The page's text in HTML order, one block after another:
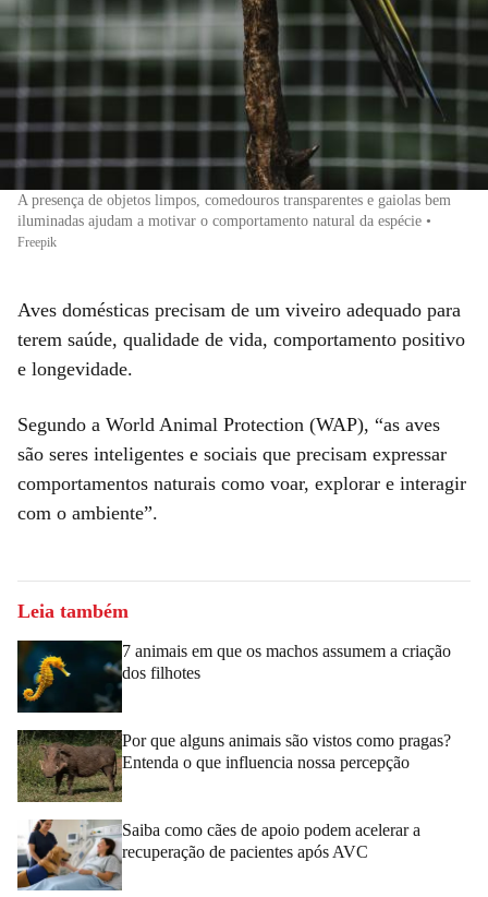
A presença de objetos limpos, comedouros transparentes e gaiolas bem
iluminadas ajudam a motivar o comportamento natural da espécie •
Freepik
Aves domésticas precisam de um viveiro adequado para
terem saúde, qualidade de vida, comportamento positivo
e longevidade.
Segundo a World Animal Protection (WAP), “as aves
são seres inteligentes e sociais que precisam expressar
comportamentos naturais como voar, explorar e interagir
com o ambiente”.
Leia também
7 animais em que os machos assumem a criação
dos filhotes
Por que alguns animais são vistos como pragas?
Entenda o que influencia nossa percepção
Saiba como cães de apoio podem acelerar a
recuperação de pacientes após AVC